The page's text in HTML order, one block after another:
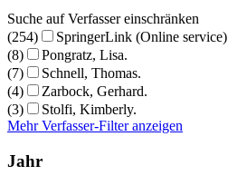
Suche auf Verfasser einschränken
(254)
SpringerLink (Online service)
(8)
Pongratz, Lisa.
(7)
Schnell, Thomas.
(4)
Zarbock, Gerhard.
(3)
Stolfi, Kimberly.
Mehr Verfasser-Filter anzeigen
Jahr